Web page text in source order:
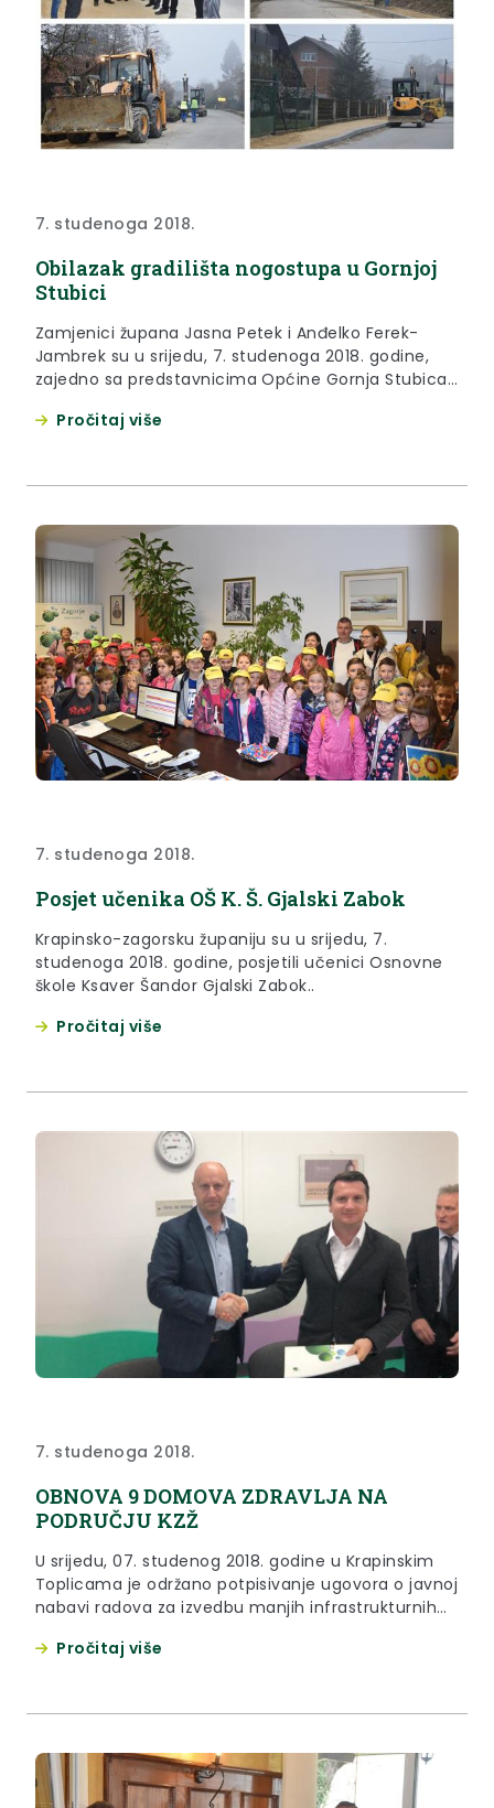
7. studenoga 2018.
Obilazak gradilišta nogostupa u Gornjoj
Stubici
Zamjenici župana Jasna Petek i Anđelko Ferek-
Jambrek su u srijedu, 7. studenoga 2018. godine,
zajedno sa predstavnicima Općine Gornja Stubica
cesti 2224 između Gornje Stubice i Svetog Mateja.
Pročitaj više
7. studenoga 2018.
Posjet učenika OŠ K. Š. Gjalski Zabok
Krapinsko-zagorsku županiju su u srijedu, 7.
studenoga 2018. godine, posjetili učenici Osnovne
škole Ksaver Šandor Gjalski Zabok..
Pročitaj više
7. studenoga 2018.
OBNOVA 9 DOMOVA ZDRAVLJA NA
PODRUČJU KZŽ
U srijedu, 07. studenog 2018. godine u Krapinskim
Toplicama je održano potpisivanje ugovora o javnoj
nabavi radova za izvedbu manjih infrastrukturnih
primarnoj zdravstvenoj zaštiti u Domu zdravlja
Pročitaj više